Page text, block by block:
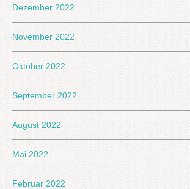
Dezember 2022
November 2022
Oktober 2022
September 2022
August 2022
Mai 2022
Februar 2022